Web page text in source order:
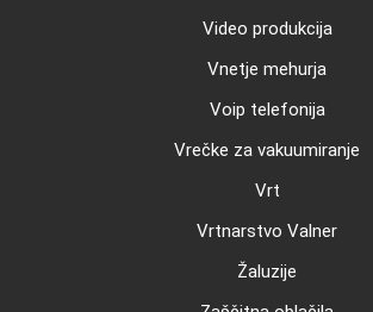
Video produkcija
Vnetje mehurja
Voip telefonija
Vrečke za vakuumiranje
Vrt
Vrtnarstvo Valner
Žaluzije